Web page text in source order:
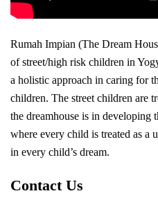
Rumah Impian (The Dream
of street/high risk children in
a holistic approach in caring for
children. The street children are
the dreamhouse is in developing
where every child is treated as a
in every child’s dream.
Contact Us